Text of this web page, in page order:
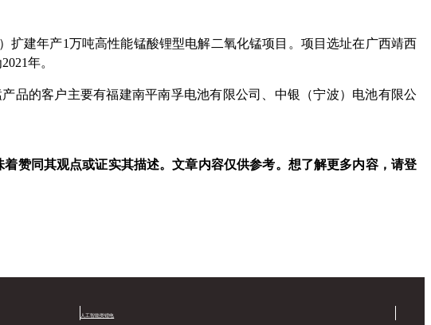
扩建年产1万吨高性能锰酸锂型电解二氧化锰项目。项目选址在广西靖西
年。
品的客户主要有福建南平南孚电池有限公司、中银（宁波）电池有限公
赞同其观点或证实其描述。文章内容仅供参考。想了解更多内容，请登
人工智能类锂电